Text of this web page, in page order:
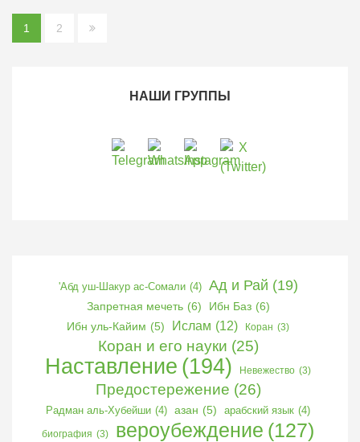
Пагинация
записей
1 2
НАШИ ГРУППЫ
'Абд уш-Шакур ас-Сомали (4) Ад и Рай (19)
Запретная мечеть (6) Ибн Баз (6)
Ибн уль-Кайим (5) Ислам (12) Коран (3)
Коран и его науки (25)
Наставление (194) Невежество (3)
Предостережение (26)
Радман аль-Хубейши (4) азан (5) арабский язык (4)
биография (3) вероубеждение (127)